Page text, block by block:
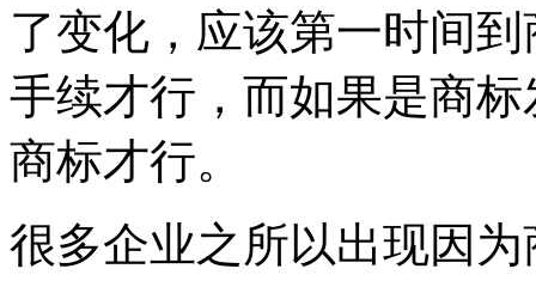
了变化，应该第一时间
手续才行，而如果是商
商标才行。
很多企业之所以出现因